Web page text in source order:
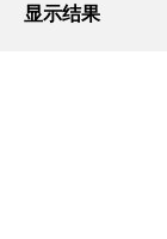
显示结果